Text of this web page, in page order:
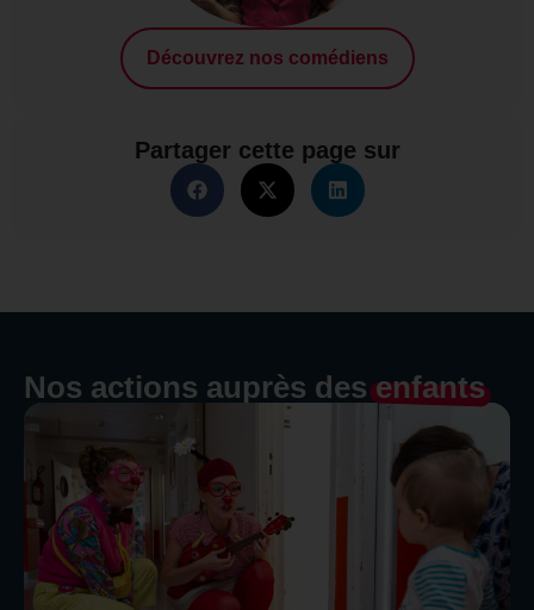
Découvrez nos comédiens
Partager cette page sur
Nos actions auprès desenfants